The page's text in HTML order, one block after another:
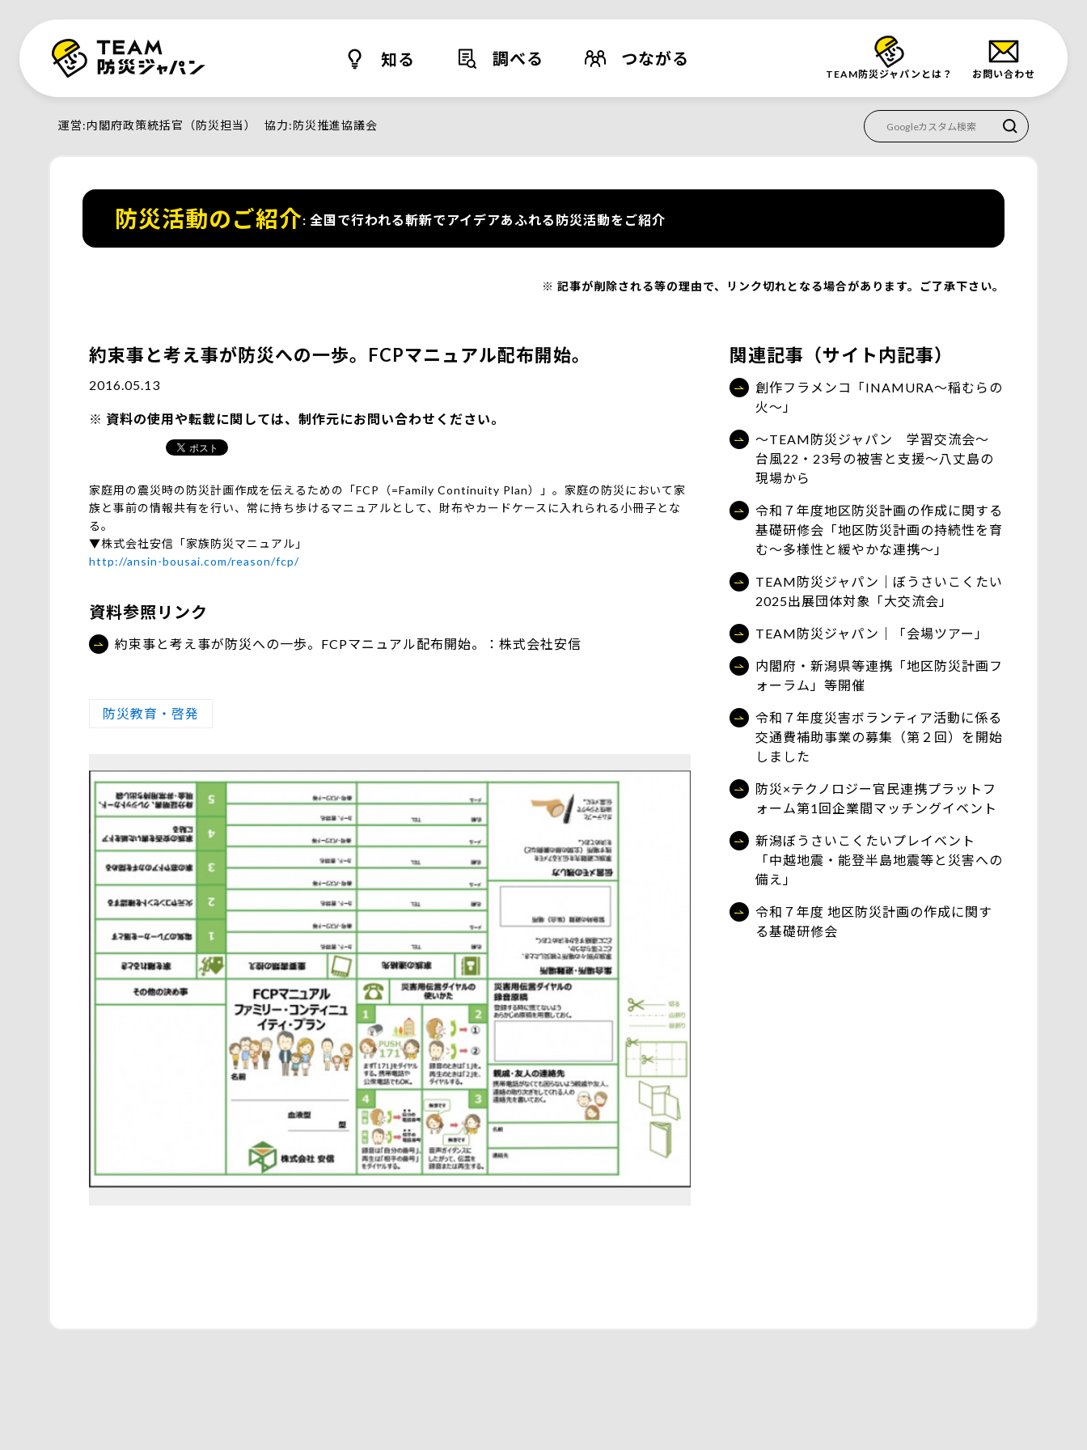
知る 調べる つながる
TEAM防災ジャパンとは？ お問い合わせ
運営 内閣府政策統括官（防災担当） 協力 防災推進協議会
防災活動のご紹介 全国で行われる斬新でアイデアあふれる防災活動をご紹介
記事が削除される等の理由で、リンク切れとなる場合があります。ご了承下さい。
約束事と考え事が防災への一歩。FCPマニュアル配布開始。
2016.05.13
資料の使用や転載に関しては、制作元にお問い合わせください。
家庭用の震災時の防災計画作成を伝えるための「FCP（=Family Continuity Plan）」。家庭の防災において家
族と事前の情報共有を行い、常に持ち歩けるマニュアルとして、財布やカードケースに入れられる小冊子とな
る。
▼株式会社安信「家族防災マニュアル」
http://ansin-bousai.com/reason/fcp/
資料参照リンク
約束事と考え事が防災への一歩。FCPマニュアル配布開始。：株式会社安信
防災教育・啓発
関連記事（サイト内記事）
創作フラメンコ「INAMURA～稲むらの
火～」
～TEAM防災ジャパン 学習交流会～
台風22・23号の被害と支援～八丈島の
現場から
令和７年度地区防災計画の作成に関する
基礎研修会「地区防災計画の持続性を育
む～多様性と緩やかな連携～」
TEAM防災ジャパン｜ぼうさいこくたい
2025出展団体対象「大交流会」
TEAM防災ジャパン｜「会場ツアー」
内閣府・新潟県等連携「地区防災計画フ
ォーラム」等開催
令和７年度災害ボランティア活動に係る
交通費補助事業の募集（第２回）を開始
しました
防災×テクノロジー官民連携プラットフ
ォーム第1回企業間マッチングイベント
新潟ぼうさいこくたいプレイベント
「中越地震・能登半島地震等と災害への
備え」
令和７年度 地区防災計画の作成に関す
る基礎研修会